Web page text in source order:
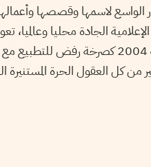
الواسع لاسمها وقصصها
الجادة محليا وعالميا،
مسيرة انطلقت سنة 2004 كصرخة
من كل العقول الحرة المستنيرة